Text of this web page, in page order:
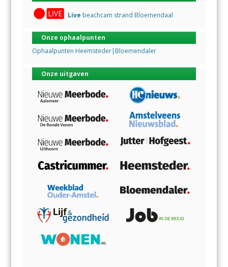
Live beachcam strand Bloemendaal
Onze ophaalpunten
Ophaalpunten Heemsteder|Bloemendaler
Onze uitgaven